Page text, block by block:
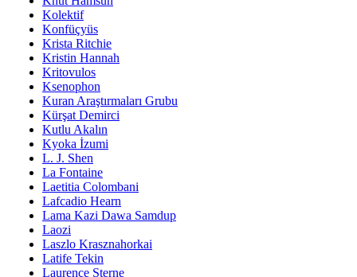
Kolektif
Konfüçyüs
Krista Ritchie
Kristin Hannah
Kritovulos
Ksenophon
Kuran Araştırmaları Grubu
Kürşat Demirci
Kutlu Akalın
Kyoka İzumi
L. J. Shen
La Fontaine
Laetitia Colombani
Lafcadio Hearn
Lama Kazi Dawa Samdup
Laozi
Laszlo Krasznahorkai
Latife Tekin
Laurence Sterne